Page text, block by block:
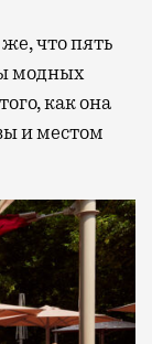
что пять
модных
как она
и местом